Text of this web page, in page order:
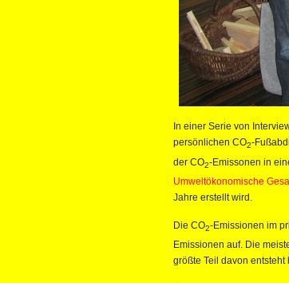
In einer Serie von
persönlichen CO2-
der CO2-Emissonen in
Umweltökonomische
Jahre erstellt wird.
Die CO2-Emissionen im
Emissionen auf. Die
größte Teil davon